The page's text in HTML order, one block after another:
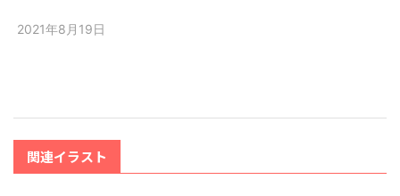
2021年8月19日
関連イラスト